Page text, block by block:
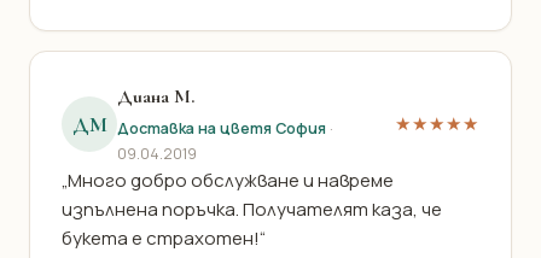
ДМ
Диана М.
Доставка на цветя София ·
09.04.2019
★★★★★
„Много добро обслужване и навреме
изпълнена поръчка. Получателят каза, че
букета е страхотен!“